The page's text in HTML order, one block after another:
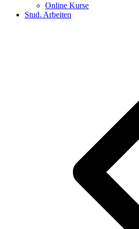
Online Kurse
Stud. Arbeiten